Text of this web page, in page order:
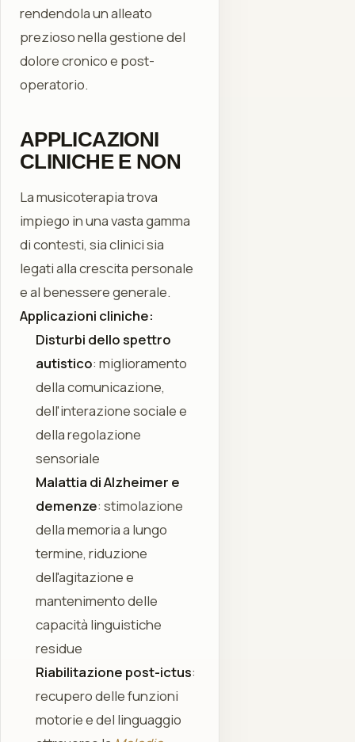
rendendola un alleato
prezioso nella gestione del
dolore cronico e post-
operatorio.
APPLICAZIONI
CLINICHE E NON
La musicoterapia trova
impiego in una vasta gamma
di contesti, sia clinici sia
legati alla crescita personale
e al benessere generale.
Applicazioni cliniche:
Disturbi dello spettro
autistico: miglioramento
della comunicazione,
dell'interazione sociale e
della regolazione
sensoriale
Malattia di Alzheimer e
demenze: stimolazione
della memoria a lungo
termine, riduzione
dell'agitazione e
mantenimento delle
capacità linguistiche
residue
Riabilitazione post-ictus:
recupero delle funzioni
motorie e del linguaggio